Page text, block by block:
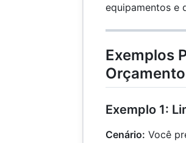
equipamentos e
Exemplos
Exemplo 1:
Cenário: Você